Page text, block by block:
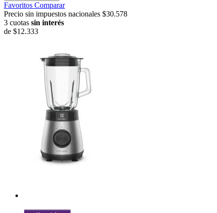
Favoritos Comparar
Precio sin impuestos nacionales $30.578
3 cuotas sin interés
de $12.333